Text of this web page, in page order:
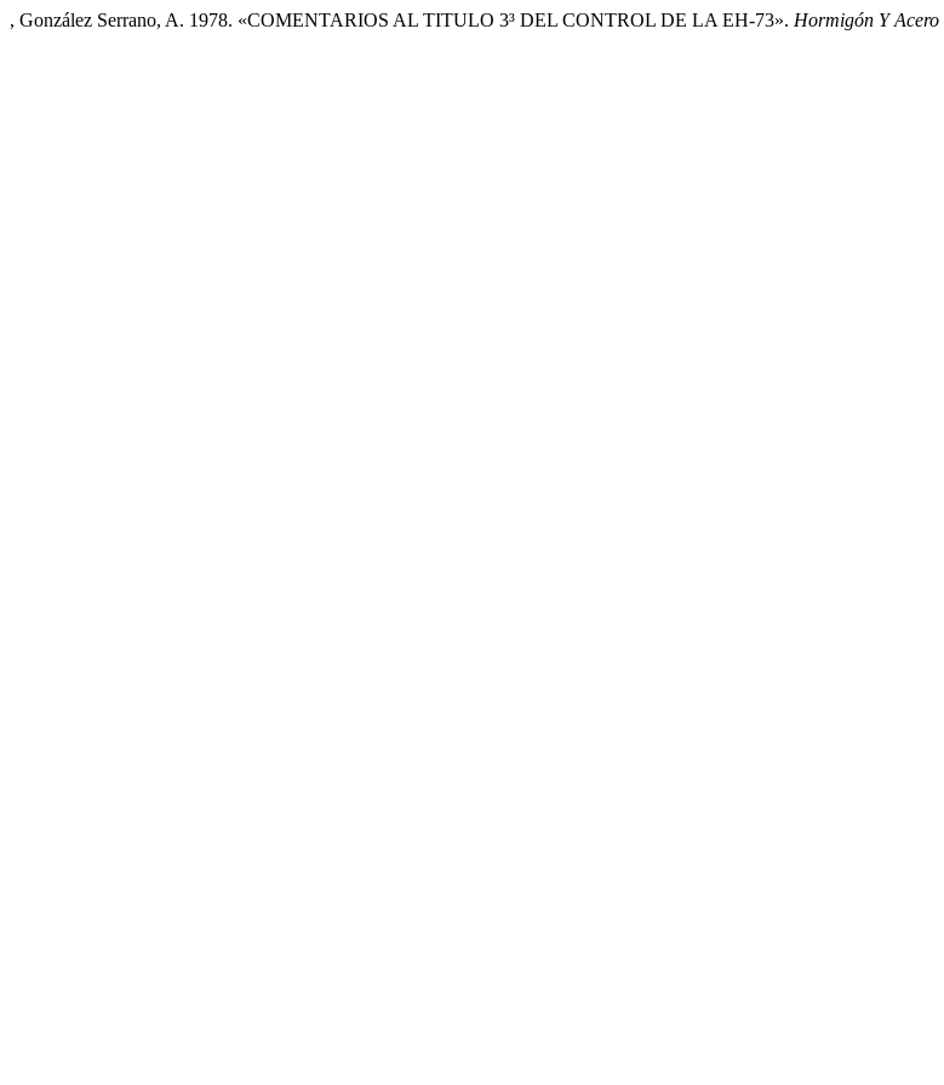
, González Serrano, A. 1978. «COMENTARIOS AL TITULO 3³ DEL CONTROL DE LA EH-73». Hormigón Y Acero